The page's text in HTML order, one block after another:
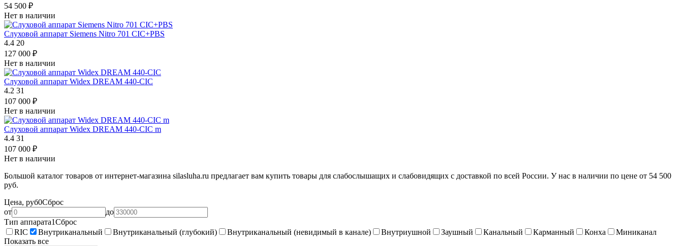
54 500 ₽
Нет в наличии
Слуховой аппарат Siemens Nitro 701 CIC+PBS
4.4 20
127 000 ₽
Нет в наличии
Слуховой аппарат Widex DREAM 440-CIC
4.2 31
107 000 ₽
Нет в наличии
Слуховой аппарат Widex DREAM 440-CIC m
4.4 31
107 000 ₽
Нет в наличии
Большой каталог товаров от интернет-магазина silasluha.ru предлагает вам купить товары для слабослышащих и слабовидящих с доставкой по всей России. У нас в наличии по цене от 54 500
руб.
Цена, руб0Сброс
от
до
Тип аппарата1Сброс
RIC
Внутриканальный Внутриканальный (глубокий) Внутриканальный (невидимый в канале) Внутриушной Заушный Канальный Карманный Конха
Миниканал
Показать все